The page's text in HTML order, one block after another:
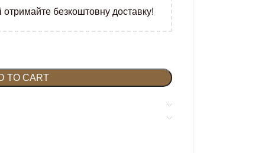
отримайте безкоштовну доставку!
TO CART